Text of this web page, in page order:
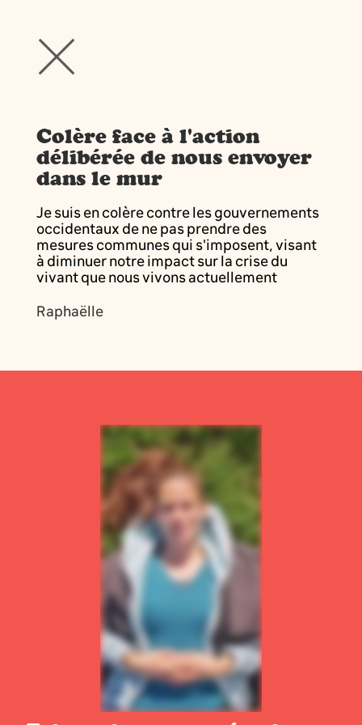
Colère face à l'action
délibérée de nous envoyer
dans le mur
Je suis en colère contre les gouvernements
occidentaux de ne pas prendre des
mesures communes qui s'imposent, visant
à diminuer notre impact sur la crise du
vivant que nous vivons actuellement
Raphaëlle